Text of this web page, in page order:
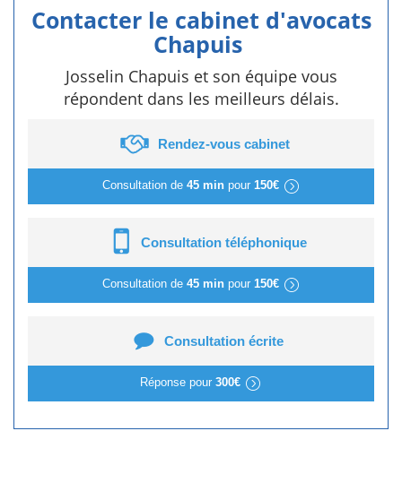
Contacter le cabinet d'avocats
Chapuis
Josselin Chapuis et son équipe vous
répondent dans les meilleurs délais.
Rendez-vous cabinet
Consultation de 45 minpour 150€
Consultation téléphonique
Consultation de 45 minpour 150€
Consultation écrite
Réponse pour 300€